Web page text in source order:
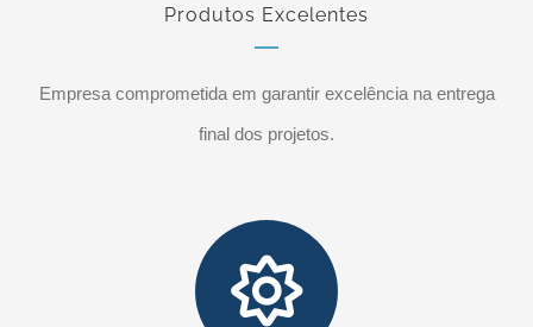
Produtos Excelentes
Empresa comprometida em garantir excelência na entrega
final dos projetos.